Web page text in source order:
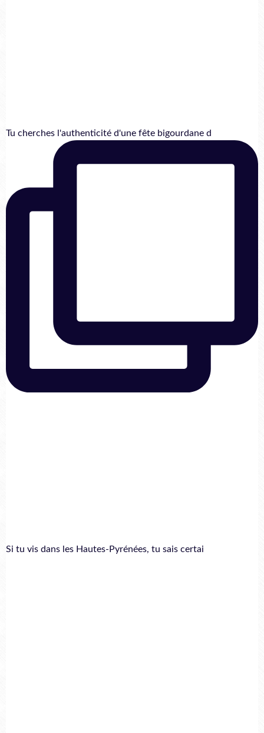
Tu cherches l'authenticité d'une fête bigourdane d
Si tu vis dans les Hautes-Pyrénées, tu sais certai